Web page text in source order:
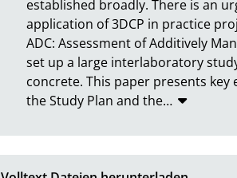
established broadly. There is an
application of 3DCP in practice
ADC: Assessment of Additively
set up a large interlaboratory
concrete. This paper presents
the Study Plan and the…